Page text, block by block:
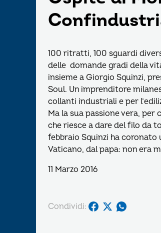
100 ritratti, 100 sguardi
delle domande gradi della
insieme a Giorgio Squinzi,
Soul. Un imprenditore
collanti industriali e per
Ma la sua passione vera, per
che riesce a dare del filo da
febbraio Squinzi ha
Vaticano, dal papa: non era
11 Marzo 2016
Condividi: